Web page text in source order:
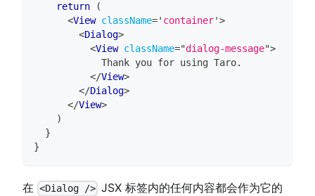
return
(
<View className=' container'>
<Dialog>
<View className="dialog-message">
            Thank you for using Taro.
</View>
</Dialog>
</View>
)
}
}
在 <Dialog /> JSX 标签内的任何内容都会作为它的